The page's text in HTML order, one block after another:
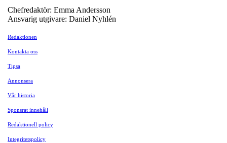
Chefredaktör: Emma Andersson
Ansvarig utgivare: Daniel Nyhlén
Redaktionen
Kontakta oss
Tipsa
Annonsera
Vår historia
Sponsrat innehåll
Redaktionell policy
Integritetspolicy